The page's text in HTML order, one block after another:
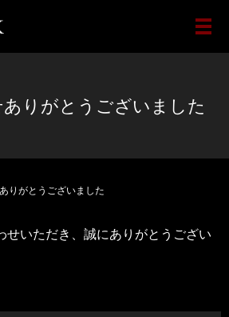
メ
りがとうございました
りがとうございました
せいただき、誠にありがとうござい